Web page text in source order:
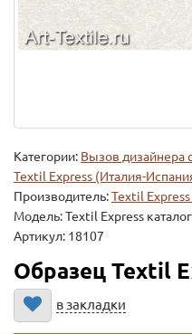
Категории: Вызов дизайнера
Textil Express (Италия-
Производитель:Textil
Модель:Textil Express
Артикул: 18107
Образец Textil
в закладки